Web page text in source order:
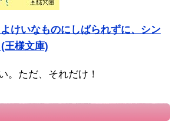
けいなものにしばられずに、シン
王様文庫)
。ただ、それだけ！